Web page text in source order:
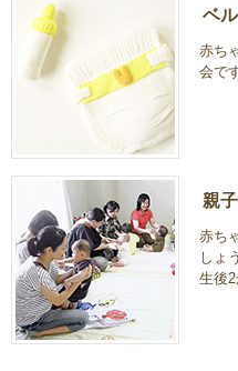
ベ
赤ち
会で
親
赤ち
しょ
生後2